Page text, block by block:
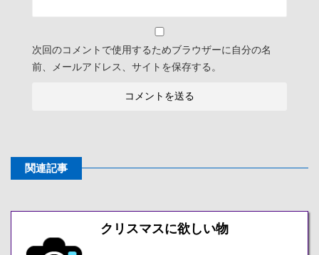
次回のコメントで使用するためブラウザーに自分の名
前、メールアドレス、サイトを保存する。
関連記事
クリスマスに欲しい物